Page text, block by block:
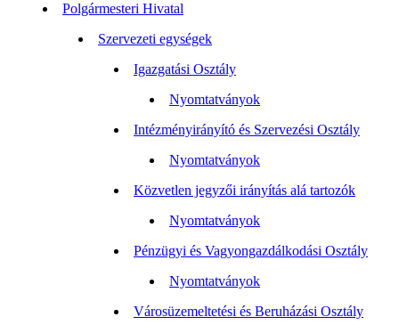
Polgármesteri Hivatal
Szervezeti egységek
Igazgatási Osztály
Nyomtatványok
Intézményirányító és Szervezési Osztály
Nyomtatványok
Közvetlen jegyzői irányítás alá tartozók
Nyomtatványok
Pénzügyi és Vagyongazdálkodási Osztály
Nyomtatványok
Városüzemeltetési és Beruházási Osztály